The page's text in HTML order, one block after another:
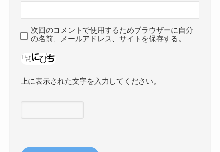
次回のコメントで使用するためブラウザーに自分
の名前、メールアドレス、サイトを保存する。
上に表示された文字を入力してください。